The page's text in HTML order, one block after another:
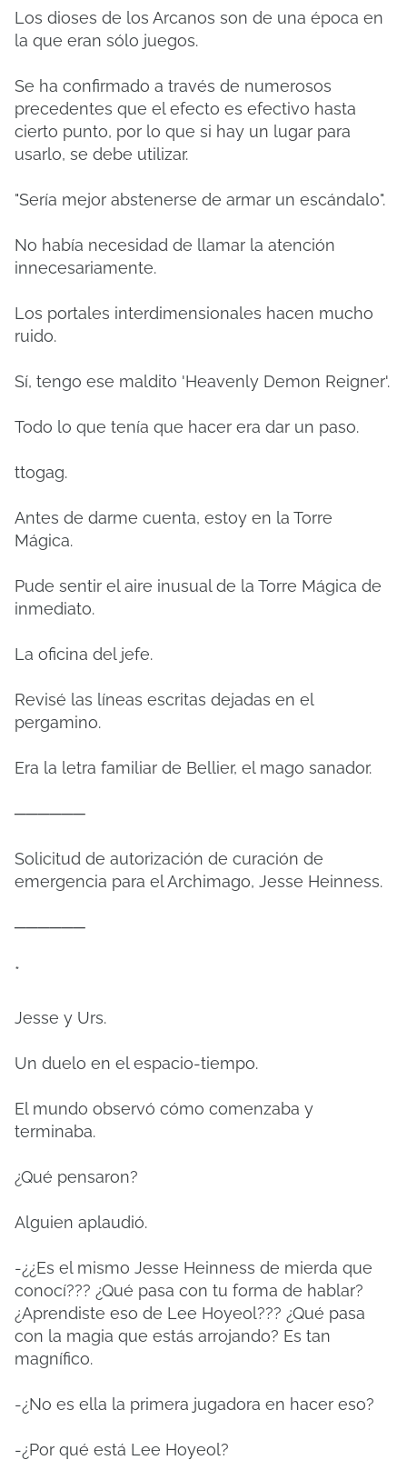
Los dioses de los Arcanos son de una época en
la que eran sólo juegos.
Se ha confirmado a través de numerosos
precedentes que el efecto es efectivo hasta
cierto punto, por lo que si hay un lugar para
usarlo, se debe utilizar.
"Sería mejor abstenerse de armar un escándalo".
No había necesidad de llamar la atención
innecesariamente.
Los portales interdimensionales hacen mucho
ruido.
Sí, tengo ese maldito 'Heavenly Demon Reigner'.
Todo lo que tenía que hacer era dar un paso.
ttogag.
Antes de darme cuenta, estoy en la Torre
Mágica.
Pude sentir el aire inusual de la Torre Mágica de
inmediato.
La oficina del jefe.
Revisé las líneas escritas dejadas en el
pergamino.
Era la letra familiar de Bellier, el mago sanador.
──────
Solicitud de autorización de curación de
emergencia para el Archimago, Jesse Heinness.
──────
*
Jesse y Urs.
Un duelo en el espacio-tiempo.
El mundo observó cómo comenzaba y
terminaba.
¿Qué pensaron?
Alguien aplaudió.
-¿¿Es el mismo Jesse Heinness de mierda que
conocí??? ¿Qué pasa con tu forma de hablar?
¿Aprendiste eso de Lee Hoyeol??? ¿Qué pasa
con la magia que estás arrojando? Es tan
magnífico.
-¿No es ella la primera jugadora en hacer eso?
-¿Por qué está Lee Hoyeol?